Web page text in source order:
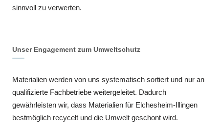
sinnvoll zu verwerten.
Unser Engagement zum Umweltschutz
Materialien werden von uns systematisch sortiert und nur an
qualifizierte Fachbetriebe weitergeleitet. Dadurch
gewährleisten wir, dass Materialien für Elchesheim-Illingen
bestmöglich recycelt und die Umwelt geschont wird.